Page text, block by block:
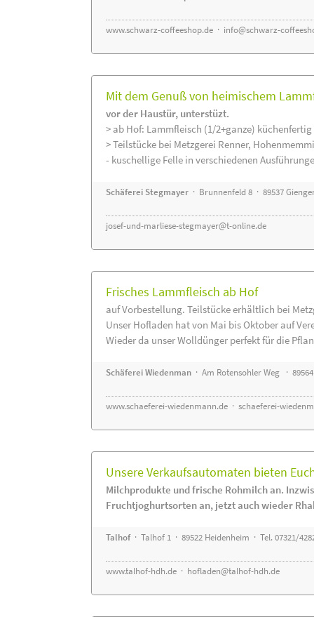
www.schwarz-coffeeshop.de · info@schwarz-
Mit dem Genuß von heimischem
vor der Haustür, unterstüzt.
> ab Hof: Lammfleisch (1/2+ganze)
> Teilstücke bei Metzgerei Renner,
- kuschellige Felle in verschiedenen
Schäferei Stegmayer · Brunnenfeld 8 · 89537
josef-und-marliese-stegmayer@t-online.de
Frisches Lammfleisch ab Hof
auf Vorbestellung. Teilstücke erhältlich bei
Unser Hofladen hat von Mai bis Oktober auf
Wieder da unser Wolldünger perfekt für die
Schäferei Wiedenman · Am Rotensohler Weg ·
www.schaeferei-wiedenmann.de · schaeferei-
Unsere Verkaufsautomaten bieten
Milchprodukte und frische Rohmilch an.
Fruchtjoghurtsorten an, jetzt auch wieder
Talhof· Talhof 1 · 89522 Heidenheim · Tel. 07321/
www.talhof-hdh.de · hofladen@talhof-hdh.de